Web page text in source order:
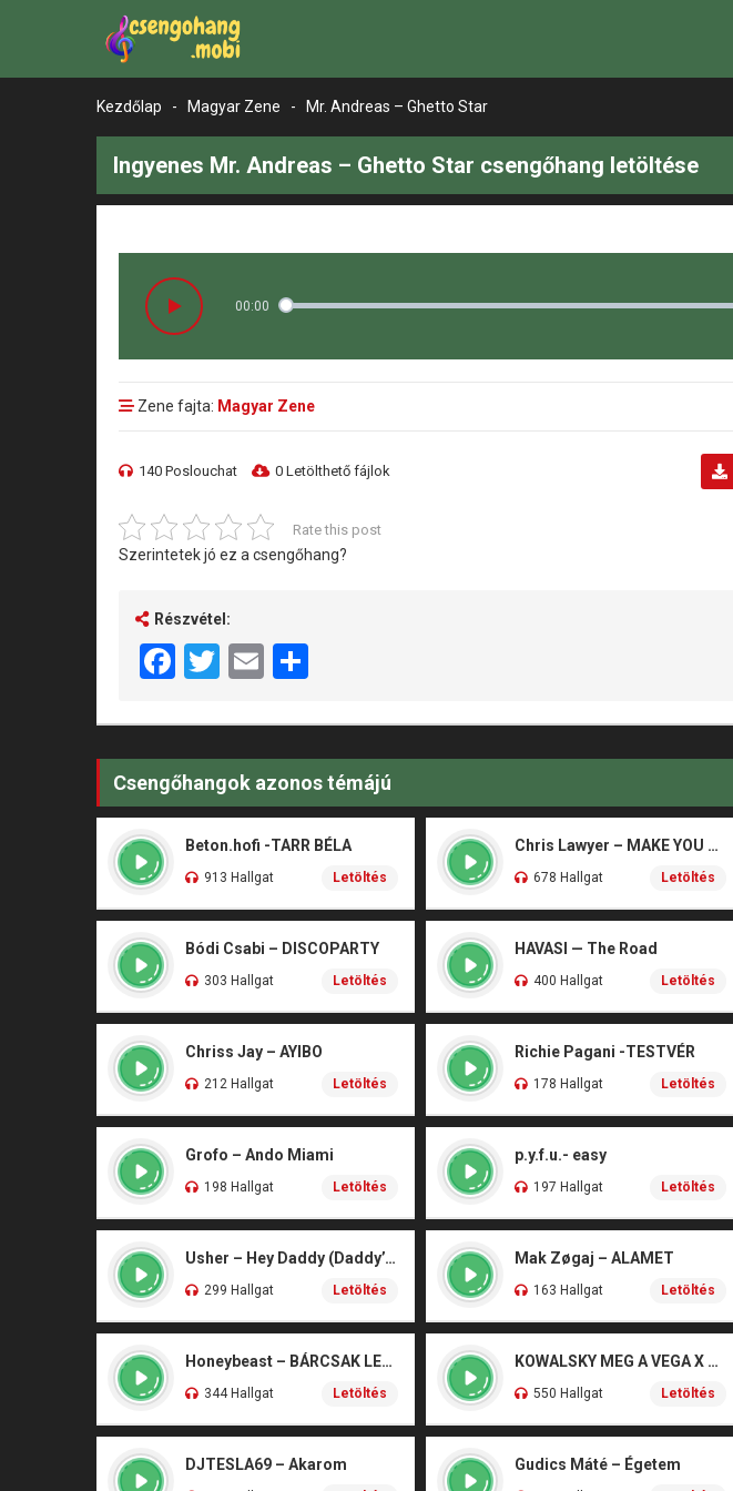
Kezdőlap - Magyar Zene - Mr. Andreas – Ghetto Star
Ingyenes Mr. Andreas – Ghetto Star csengőhang letöltése
00:00
Zene fajta: Magyar Zene
140 Poslouchat 0 Letölthető fájlok
Rate this post
Szerintetek jó ez a csengőhang?
Részvétel:
Facebook
Twitter
Email
Csengőhangok azonos témájú
Beton.hofi -TARR BÉLA
913 Hallgat Letöltés
Chris Lawyer – MAKE YOU FLY
678 Hallgat Letöltés
Bódi Csabi – DISCOPARTY
303 Hallgat Letöltés
HAVASI — The Road
400 Hallgat Letöltés
Chriss Jay – AYIBO
212 Hallgat Letöltés
Richie Pagani -TESTVÉR
178 Hallgat Letöltés
Grofo – Ando Miami
198 Hallgat Letöltés
p.y.f.u.- easy
197 Hallgat Letöltés
Usher – Hey Daddy (Daddy’s Home)
299 Hallgat Letöltés
Mak Zøgaj – ALAMET
163 Hallgat Letöltés
Honeybeast – BÁRCSAK LENNÉK
344 Hallgat Letöltés
KOWALSKY MEG A VEGA X SZEBÉNYI DANI – CSÓNAK
550 Hallgat Letöltés
DJTESLA69 – Akarom Gudics Máté – Égetem